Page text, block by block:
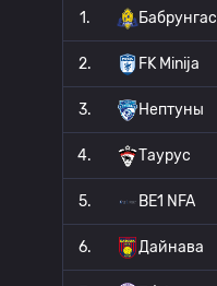
1. Бабрунгас
2. FK Minija
3. Нептуны
4. Таурус
5. BE1 NFA
6. Дайнава